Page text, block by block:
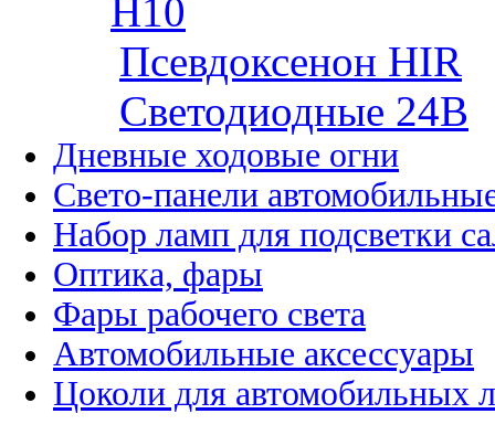
H10
Псевдоксенон HIR
Cветодиодные 24B
Дневные ходовые огни
Свето-панели
Набор ламп для подсветки
Оптика, фары
Фары рабочего света
Автомобильные аксессуары
Цоколи для автомобильных